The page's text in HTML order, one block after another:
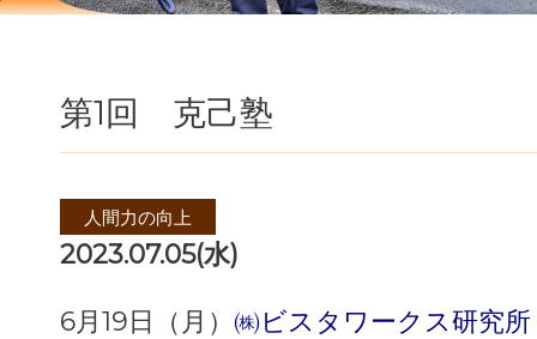
第1回 克己塾
人間力の向上
2023.07.05(水)
6月19日（月） ㈱ビスタワークス研究所